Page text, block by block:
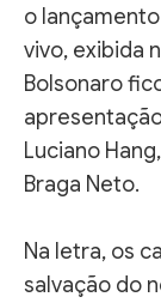
o
vivo, exibida
Bolsonaro
Luciano
Braga Neto.
Na letra, os
salvação do